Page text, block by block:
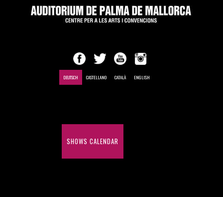
DEUTSCH CASTELLANO CATALÀ ENGLISH
SHOWS CALENDAR